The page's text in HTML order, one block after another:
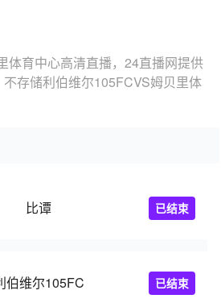
体育中心高清直播，24直播网提供
存储利伯维尔105FCVS姆贝里体
比谭 已结束
伯维尔105FC 已结束